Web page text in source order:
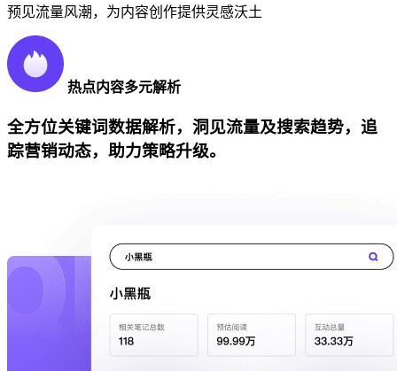
预见流量风潮，为内容创作提供灵感沃土
热点内容多元解析
全方位关键词数据解析，洞见流量及搜索趋势，追
踪营销动态，助力策略升级。